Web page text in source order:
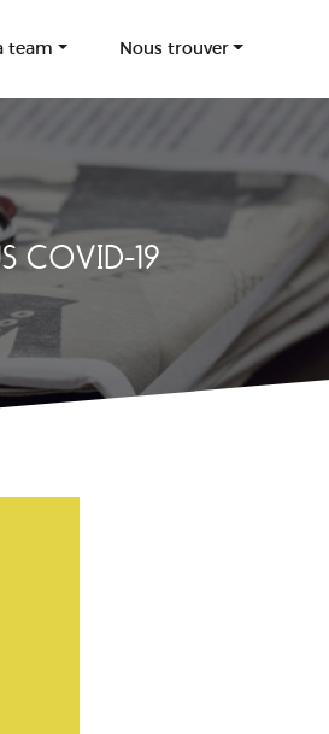
team Nous trouver
COVID-19